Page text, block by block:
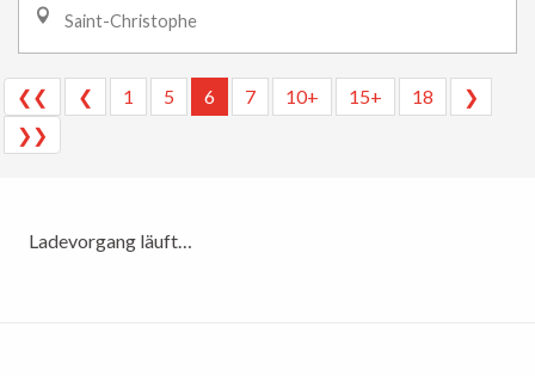
Saint-Christophe
❮❮ ❮ 1 5 6 7 10+ 15+ 18
❯
❯❯
Ladevorgang läuft…